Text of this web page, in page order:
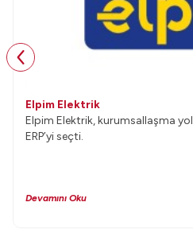
Elpim Elektrik
Elpim Elektrik, kurumsallaşma
ERP’yi seçti.
Devamını Oku